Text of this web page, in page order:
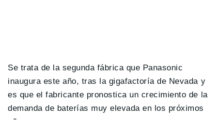
Se trata de la segunda fábrica que Panasonic
inaugura este año, tras la gigafactoría de Nevada y
es que el fabricante pronostica un crecimiento de la
demanda de baterías muy elevada en los próximos